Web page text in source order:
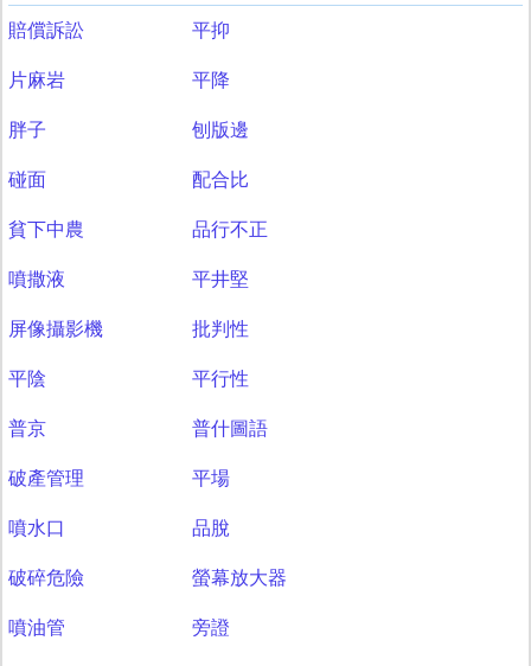
賠償訴訟 平抑
片麻岩 平降
胖子 刨版邊
碰面 配合比
貧下中農 品行不正
噴撒液 平井堅
屏像攝影機 批判性
平陰 平行性
普京 普什圖語
破產管理 平場
噴水口 品脫
破碎危險 螢幕放大器
噴油管 旁證